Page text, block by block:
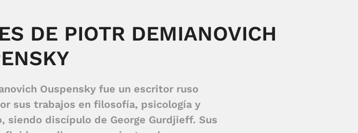
DE PIOTR DEMIANOVICH
Ouspensky fue un escritor ruso
sus trabajos en filosofía, psicología y
siendo discípulo de George Gurdjieff. Sus